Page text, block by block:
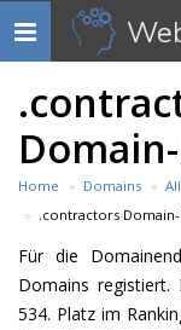
Navigation
anzeigen
Home Domains
.contractors
Für die
Domains
534. Platz im